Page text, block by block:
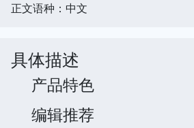
正文语种：中文
具体描述
产品特色
编辑推荐